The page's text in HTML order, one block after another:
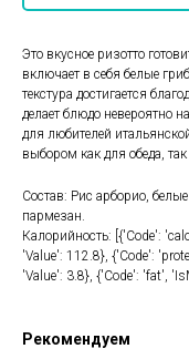
Это вкусное ризотто
включает в себя белые
текстура достигается
делает блюдо невероятно
для любителей
выбором как для обеда,
Состав: Рис арборио,
пармезан.
Калорийность: [{'Code':
'Value': 112.8}, {'Code':
'Value': 3.8}, {'Code': 'fat',
Рекомендуем